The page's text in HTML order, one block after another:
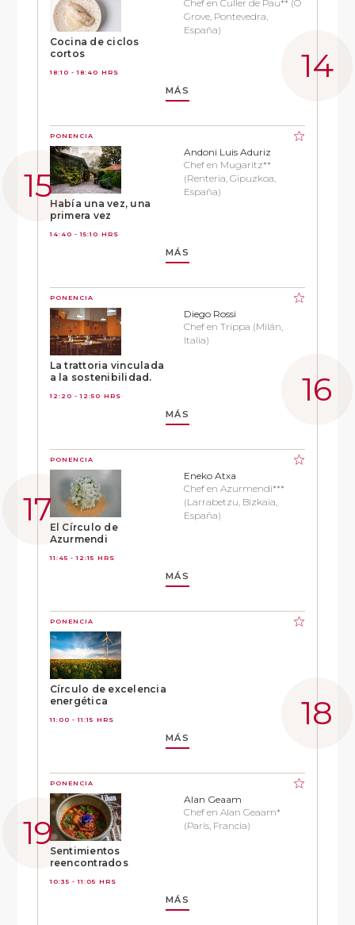
Cocina de ciclos
cortos
18:10 - 18:40 HRS
Chef en Culler de Pau** (O
Grove, Pontevedra,
España)
MÁS
PONENCIA
Había una vez, una
primera vez
14:40 - 15:10 HRS
Andoni Luis Aduriz
Chef en Mugaritz**
(Renteria, Gipuzkoa,
España)
MÁS
PONENCIA
La trattoria vinculada
a la sostenibilidad.
12:20 - 12:50 HRS
Diego Rossi
Chef en Trippa (Milán,
Italia)
MÁS
PONENCIA
El Círculo de
Azurmendi
11:45 - 12:15 HRS
Eneko Atxa
Chef en Azurmendi***
(Larrabetzu, Bizkaia,
España)
MÁS
PONENCIA
Círculo de excelencia
energética
11:00 - 11:15 HRS
MÁS
PONENCIA
Sentimientos
reencontrados
10:35 - 11:05 HRS
Alan Geaam
Chef en Alan Geaam*
(París, Francia)
MÁS